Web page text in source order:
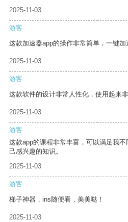
2025-11-03
游客
这款加速器app的操作非常简单，一键加
2025-11-03
游客
这款软件的设计非常人性化，使用起来非
2025-11-03
游客
这款app的课程非常丰富，可以满足我
己感兴趣的知识。
2025-11-03
游客
梯子神器，ins随便看，美美哒！
2025-11-03